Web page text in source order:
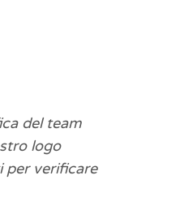
del team
logo
per verificare